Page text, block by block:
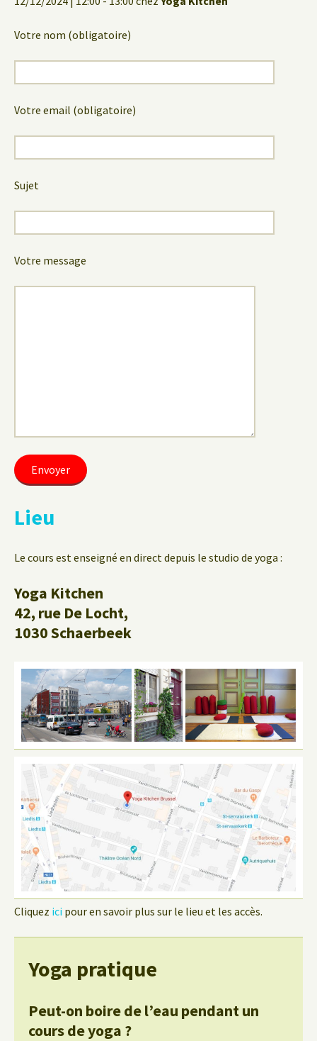
Votre nom (obligatoire)
Votre email (obligatoire)
Sujet
Votre message
Lieu
Le cours est enseigné en direct depuis le studio de yoga :
Yoga Kitchen
42, rue De Locht,
1030 Schaerbeek
Cliquez ici pour en savoir plus sur le lieu et les accès.
Yoga pratique
Peut-on boire de l’eau pendant un
cours de yoga ?